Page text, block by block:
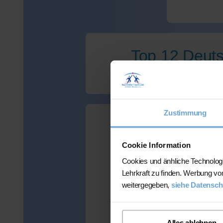
Zustimmung
Cookie Information
Cookies und änhliche
Lehrkraft zu finden. Werbung
weitergegeben, siehe
Top 12
Viele